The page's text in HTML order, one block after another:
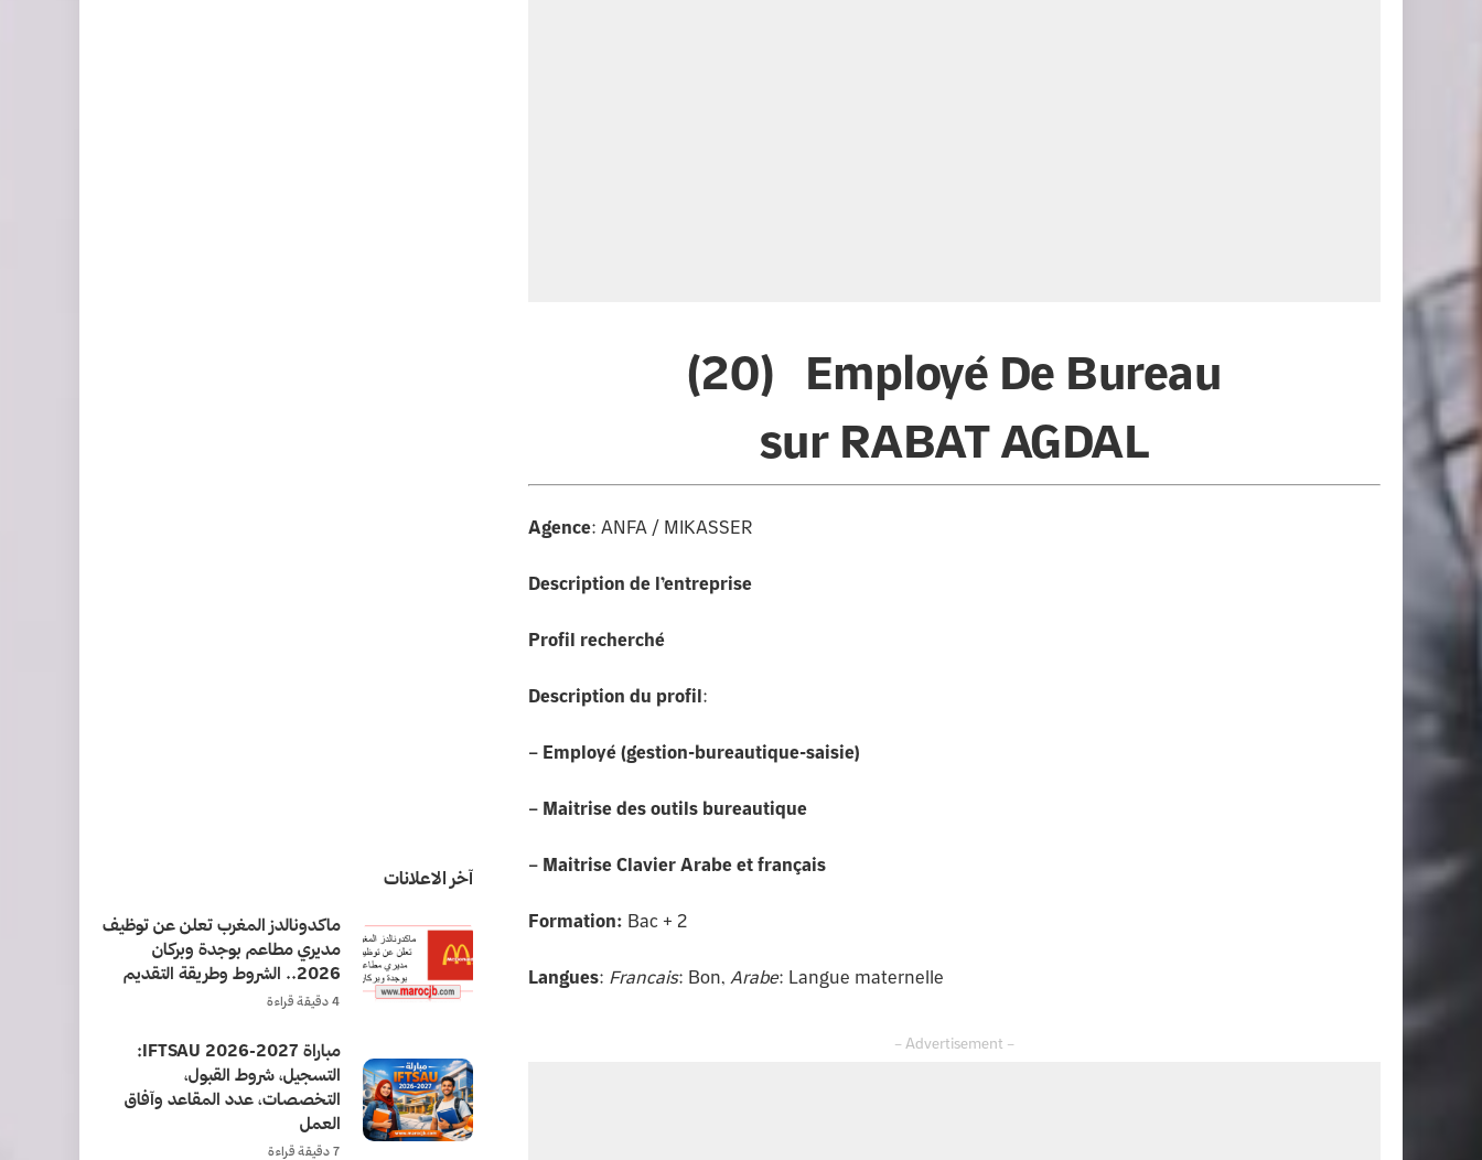
(20) Employé De Bureau
sur RABAT AGDAL
Agence: ANFA / MIKASSER
Description de l’entreprise
Profil recherché
Description du profil:
– Employé (gestion-bureautique-saisie)
– Maitrise des outils bureautique
– Maitrise Clavier Arabe et français
Formation: Bac + 2
Langues: Francais: Bon, Arabe: Langue maternelle
– Advertisement –
آخر الاعلانات
ماكدونالدز المغرب تعلن عن توظيف
مديري مطاعم بوجدة وبركان
2026.. الشروط وطريقة التقديم
4 دقيقة قراءة
مباراة IFTSAU 2026-2027:
التسجيل، شروط القبول،
التخصصات، عدد المقاعد وآفاق
العمل
7 دقيقة قراءة